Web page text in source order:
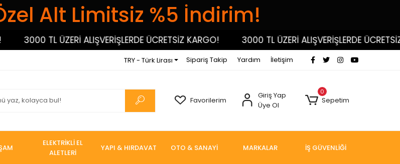
Alt Limitsiz %5 İndirim!
3000 TL ÜZERİ ALIŞVERİŞLERDE ÜCRETSİZ KARGO! 3000 TL ÜZERİ ALIŞVERİŞLERDE ÜCRETSİZ
TRY - Türk Lirası Sipariş Takip Yardım İletişim
Favorilerim
Giriş Yap
Üye Ol
0
Sepetim
ELEKTRİKLİ EL
ALETLERİ
YAPI & HIRDAVAT OTO & SANAYİ MARKALAR İŞ GÜVENLİĞİ